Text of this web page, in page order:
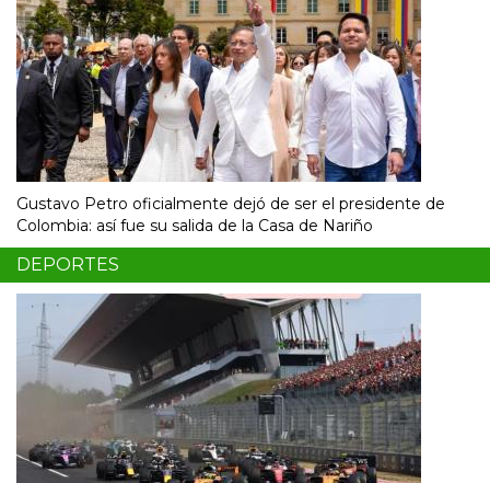
Gustavo Petro oficialmente dejó de ser el presidente de
Colombia: así fue su salida de la Casa de Nariño
DEPORTES